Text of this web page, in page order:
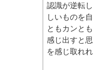
認識が逆転
しいものを
ともカンと
感じ出すと
を感じ取れ